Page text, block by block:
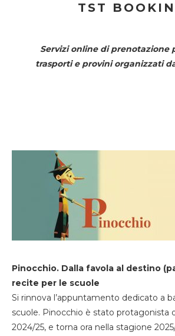
TST
Servizi online di prenotazione
trasporti e provini organizzati
Pinocchio. Dalla favola al destino
recite per le scuole
Si rinnova l’appuntamento dedicato a
scuole. Pinocchio è stato protagonista
2024/25, e torna ora nella stagione